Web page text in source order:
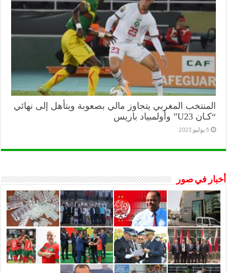
المنتخب المغربي يتجاوز مالي بصعوبة ويتأهل إلى نهائي
“كـان U23” وأولمبياد باريس
5 يوليو,2023
أخبار في صور